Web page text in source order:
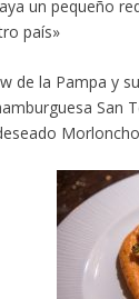
un pequeño
país»
de la Pampa y
San